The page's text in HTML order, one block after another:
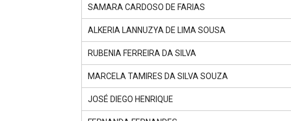
SAMARA CARDOSO DE FARIAS
ALKERIA LANNUZYA DE LIMA SOUSA
RUBENIA FERREIRA DA SILVA
MARCELA TAMIRES DA SILVA SOUZA
JOSÉ DIEGO HENRIQUE